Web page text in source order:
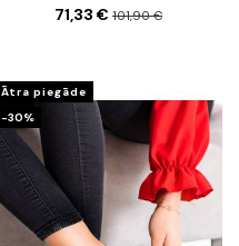
71,33 € 101,90 €
Ātra piegāde
-30%